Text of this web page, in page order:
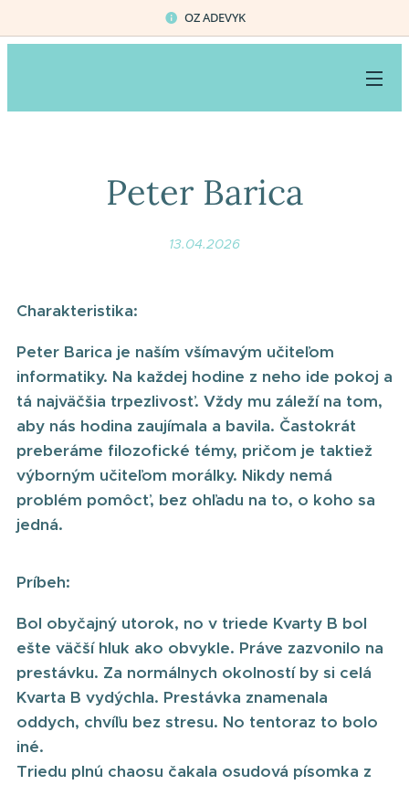
OZ ADEVYK
Peter Barica
13.04.2026
Charakteristika:
Peter Barica je naším všímavým učiteľom
informatiky. Na každej hodine z neho ide pokoj a
tá najväčšia trpezlivosť. Vždy mu záleží na tom,
aby nás hodina zaujímala a bavila. Častokrát
preberáme filozofické témy, pričom je taktiež
výborným učiteľom morálky. Nikdy nemá
problém pomôcť, bez ohľadu na to, o koho sa
jedná.
Príbeh:
Bol obyčajný utorok, no v triede Kvarty B bol
ešte väčší hluk ako obvykle. Práve zazvonilo na
prestávku. Za normálnych okolností by si celá
Kvarta B vydýchla. Prestávka znamenala
oddych, chvíľu bez stresu. No tentoraz to bolo
iné.
Triedu plnú chaosu čakala osudová písomka z